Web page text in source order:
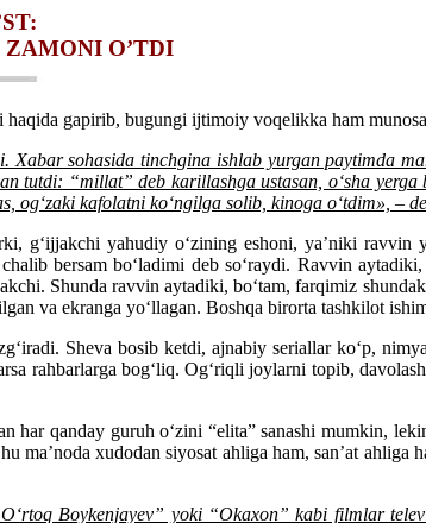
O’TDI
gapirib, bugungi ijtimoiy voqelikka ham
Xabar sohasida tinchgina ishlab yurgan paytimda
tutdi: “millat” deb karillashga ustasan, o‘sha
kafolatni ko‘ngilga solib, kinoga o‘tdim», –
g‘ijjakchi yahudiy o‘zining eshoni, ya’niki ravvin
bersam bo‘ladimi deb so‘raydi. Ravvin
Shunda ravvin aytadiki, bo‘tam, farqimiz
va ekranga yo‘llagan. Boshqa birorta tashkilot
Sheva bosib ketdi, ajnabiy seriallar ko‘p,
rahbarlarga bog‘liq. Og‘riqli joylarni topib,
har qanday guruh o‘zini “elita” sanashi mumkin,
xudodan siyosat ahliga ham, san’at ahliga
Boykenjayev” yoki “Okaxon” kabi filmlar